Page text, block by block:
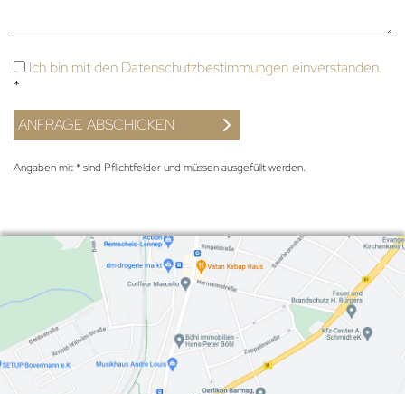
Ich bin mit den Datenschutzbestimmungen einverstanden.
*
Angaben mit * sind Pflichtfelder und müssen ausgefüllt werden.